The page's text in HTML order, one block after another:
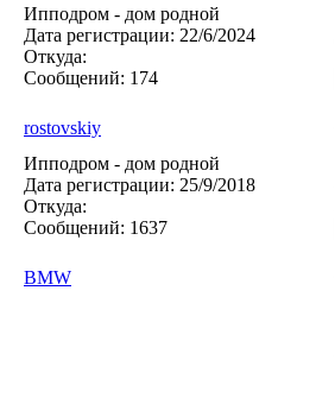
Ипподром - дом родной
Дата регистрации: 22/6/2024
Откуда:
Сообщений: 174
rostovskiy
Ипподром - дом родной
Дата регистрации: 25/9/2018
Откуда:
Сообщений: 1637
BMW